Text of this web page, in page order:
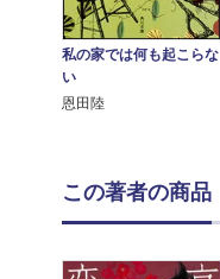
私の家では何も起こらな
い
恩田陸
この著者の商品